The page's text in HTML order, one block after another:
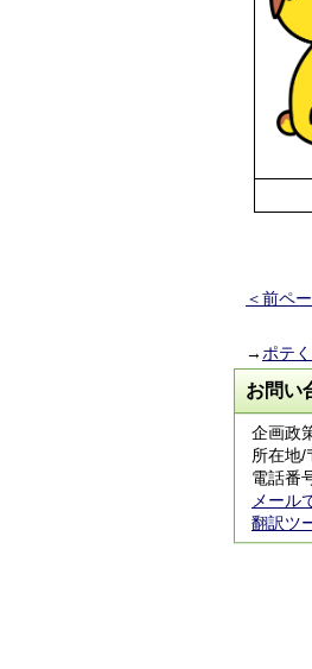
＜前ペ
→ ポテ
お問い
企画政
所在地/
電話番
メール
翻訳ツ